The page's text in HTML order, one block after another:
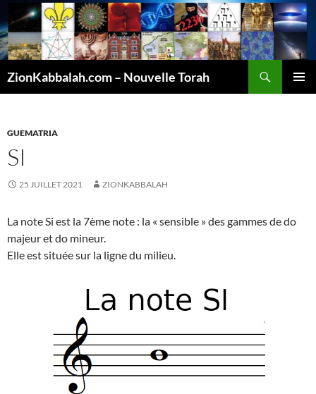
ZionKabbalah.com – Nouvelle Torah
GUEMATRIA
SI
25 JUILLET 2021 ZIONKABBALAH
La note Si est la 7ème note : la « sensible » des gammes de do
majeur et do mineur.
Elle est située sur la ligne du milieu.